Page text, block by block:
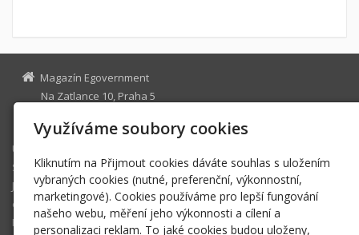
Magazín Egovernment
Na Zatlance 10, Praha 5
egovernment@egovernment.cz
Úvodní stránka
STUDIO
JIHLAVA
eOSOBNOST
ROK INFORMATIKY
Využíváme soubory cookies
Kliknutím na Přijmout cookies dáváte souhlas s uložením
vybraných cookies (nutné, preferenční, výkonnostní,
marketingové). Cookies používáme pro lepší fungování
našeho webu, měření jeho výkonnosti a cílení a
personalizaci reklam. To jaké cookies budou uloženy,